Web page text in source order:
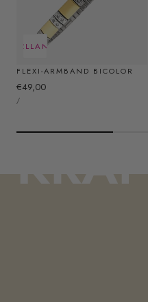
FLEXI-ARMBAND BICOLOR
Regulärer
Preis
€49,00
STÜCKPREIS
/PRO